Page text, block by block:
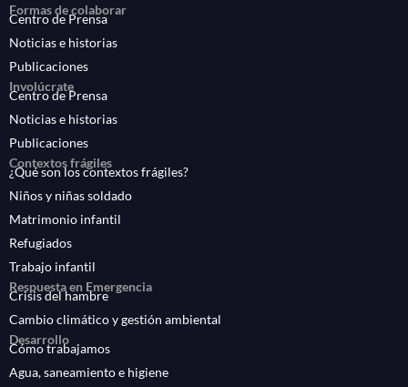
Formas de colaborar
Centro de Prensa
Noticias e historias
Publicaciones
Involúcrate
Centro de Prensa
Noticias e historias
Publicaciones
Contextos frágiles
¿Qué son los contextos frágiles?
Niños y niñas soldado
Matrimonio infantil
Refugiados
Trabajo infantil
Respuesta en Emergencia
Crisis del hambre
Cambio climático y gestión ambiental
Desarrollo
Cómo trabajamos
Agua, saneamiento e higiene